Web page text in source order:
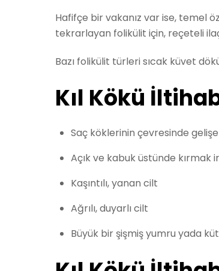
Hafifçe bir vakanız var ise, temel
tekrarlayan folikülit için, reçeteli
Bazı folikülit türleri sıcak küvet
Kıl Kökü
Saç köklerinin çevresinde
Açık ve kabuk üstünde kırmak
Kaşıntılı, yanan cilt
Ağrılı, duyarlı cilt
Büyük bir şişmiş yumru yada